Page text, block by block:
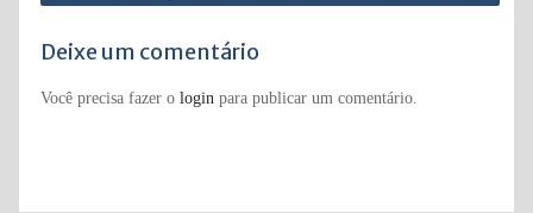
Deixe um comentário
Você precisa fazer o login para publicar um comentário.